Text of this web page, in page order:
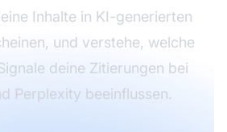
Inhalte in KI-generierten
und verstehe, welche
deine Zitierungen bei
Perplexity beeinflussen.